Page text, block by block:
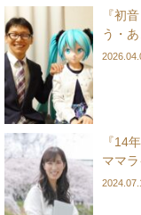
『初
う・
『14
ママ